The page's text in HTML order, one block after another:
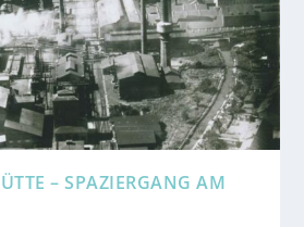
– SPAZIERGANG AM